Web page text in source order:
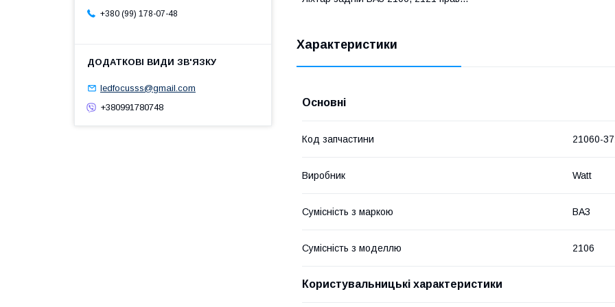
Характеристики
Основні
Код запчастини 21060-
Виробник Watt
Сумісність з маркою ВАЗ
Сумісність з моделлю 2106
Користувальницькі характеристики
+380 (99) 178-07-48
ledfocusss@gmail.com
+380991780748